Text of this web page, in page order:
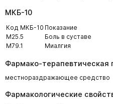
МКБ-10
Код МКБ-10 Показание
M25.5
Боль в суставе
M79.1
Миалгия
Фармако-терапевтическая
местнораздражающее средство
Фармакологические